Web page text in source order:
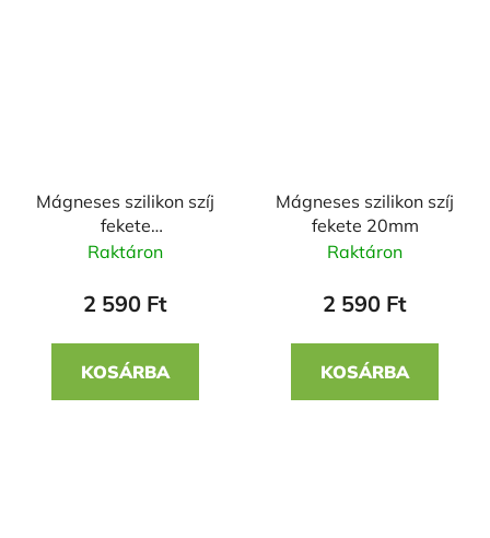
Mágneses szilikon szíj
fekete
narancssárgával
Raktáron
2 590 Ft
KOSÁRBA
Mágneses szilikon szíj
fekete 20mm
Raktáron
2 590 Ft
KOSÁRBA